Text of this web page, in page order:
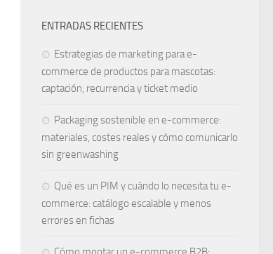
ENTRADAS RECIENTES
Estrategias de marketing para e-
commerce de productos para mascotas:
captación, recurrencia y ticket medio
Packaging sostenible en e-commerce:
materiales, costes reales y cómo comunicarlo
sin greenwashing
Qué es un PIM y cuándo lo necesita tu e-
commerce: catálogo escalable y menos
errores en fichas